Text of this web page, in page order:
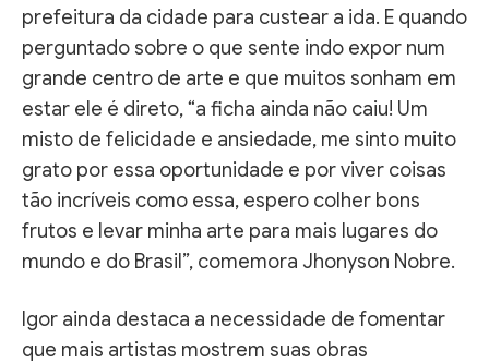
prefeitura da cidade para custear a ida. E quando
perguntado sobre o que sente indo expor num
grande centro de arte e que muitos sonham em
estar ele é direto, “a ficha ainda não caiu! Um
misto de felicidade e ansiedade, me sinto muito
grato por essa oportunidade e por viver coisas
tão incríveis como essa, espero colher bons
frutos e levar minha arte para mais lugares do
mundo e do Brasil”, comemora Jhonyson Nobre.
Igor ainda destaca a necessidade de fomentar
que mais artistas mostrem suas obras